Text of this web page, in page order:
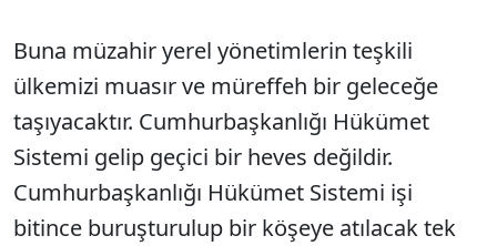
Buna müzahir yerel yönetimlerin teşkili
ülkemizi muasır ve müreffeh bir geleceğe
taşıyacaktır. Cumhurbaşkanlığı Hükümet
Sistemi gelip geçici bir heves değildir.
Cumhurbaşkanlığı Hükümet Sistemi işi
bitince buruşturulup bir köşeye atılacak tek